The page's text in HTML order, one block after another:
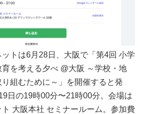
トは6月28日、大阪で「第4回 小学
を考える夕べ @大阪 ～学校・地
組むために～」を開催すると発
日の19時00分〜21時00分。会場は
大阪本社 セミナールーム。参加費